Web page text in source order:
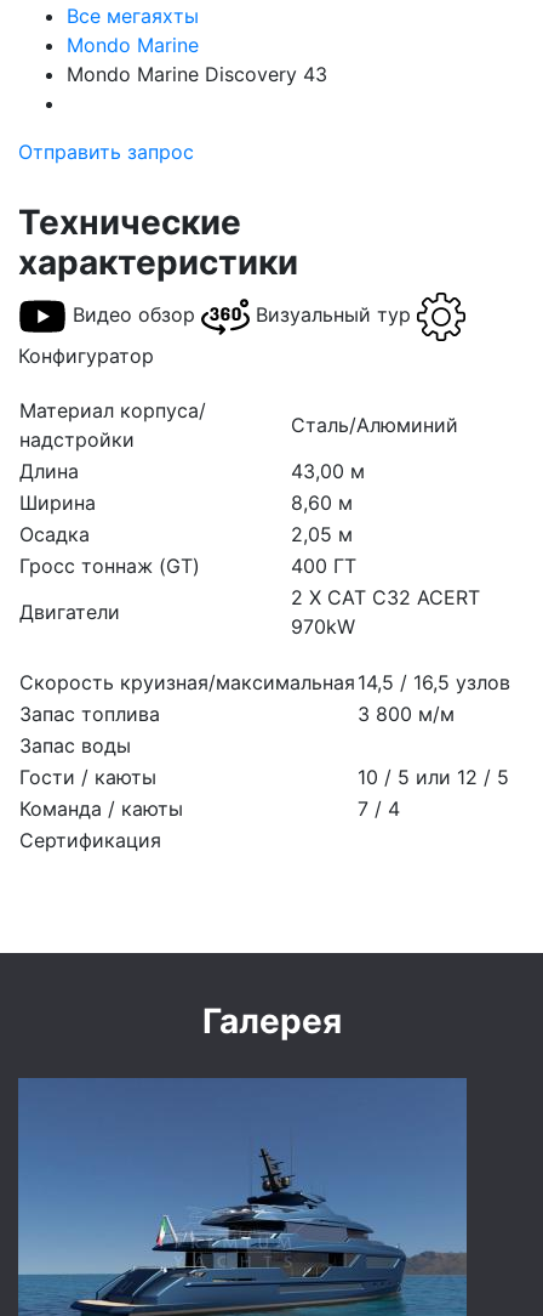
Все мегаяхты
Mondo Marine
Mondo Marine Discovery 43
Отправить запрос
Технические
характеристики
Видео обзор
Визуальный тур
Конфигуратор
Материал корпуса/
надстройки
Сталь/Алюминий
Длина
43,00 м
Ширина
8,60 м
Осадка
2,05 м
Гросс тоннаж (GT)
400 ГТ
Двигатели
2 X CAT C32 ACERT
970kW
Скорость круизная/максимальная 14,5 / 16,5 узлов
Запас топлива
3 800 м/м
Запас воды
Гости / каюты
10 / 5 или 12 / 5
Команда / каюты
7 / 4
Сертификация
Галерея